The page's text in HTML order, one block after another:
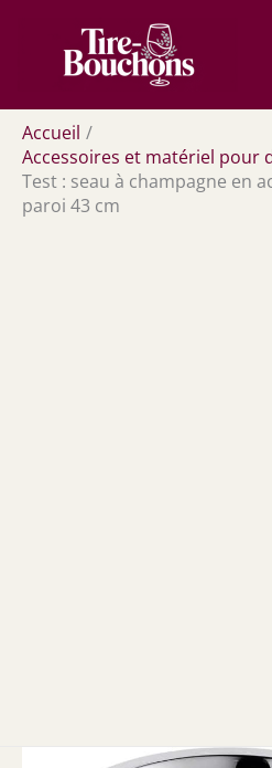
contenu
Accueil
Accessoires et matériel pour
Test : seau à champagne en
paroi 43 cm